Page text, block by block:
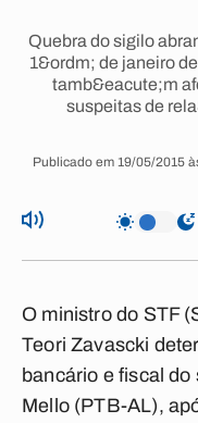
Quebra do sigilo
1&ordm; de janeiro
tamb&eacute;m
suspeitas de
Publicado em 19/05/2015
O ministro do STF
Teori Zavascki
bancário e fiscal
Mello (PTB-AL),